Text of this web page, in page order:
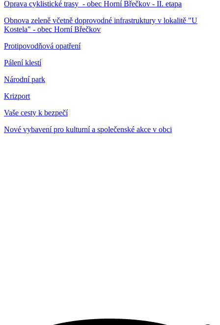
Oprava cyklistické trasy - obec Horní Břečkov - II. etapa
Obnova zeleně včetně doprovodné infrastruktury v lokalitě "U
Kostela" - obec Horní Břečkov
Protipovodňová opatření
Pálení klestí
Národní park
Krizport
Vaše cesty k bezpečí
Nové vybavení pro kulturní a společenské akce v obci